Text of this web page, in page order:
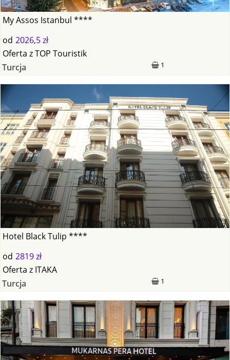
My Assos Istanbul ****
od 2026,5 zł
1
Oferta zTOP Touristik
Turcja
Hotel Black Tulip ****
od 2819 zł
1
Oferta z ITAKA
Turcja